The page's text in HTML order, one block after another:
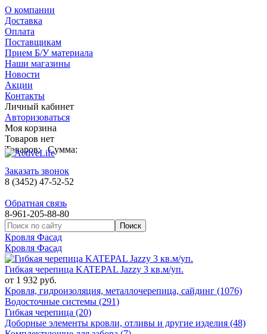
О компании
Доставка
Оплата
Поставщикам
Прием Б/У материала
Наши магазины
Новости
Акции
Контакты
Личный кабинет
Авторизоваться
Моя корзина
Товаров нет
Товаров: Сумма:
Заказать звонок
8 (3452) 47-52-52
Обратная связь
8-961-205-88-80
Кровля Фасад
Кровля Фасад
Гибкая черепица KATEPAL Jazzy 3 кв.м/уп.
от 1 932 руб.
Кровля, гидроизоляция, металлочерепица, сайдинг (1076)
Водосточные системы (291)
Гибкая черепица (20)
Доборные элементы кровли, отливы и другие изделия (48)